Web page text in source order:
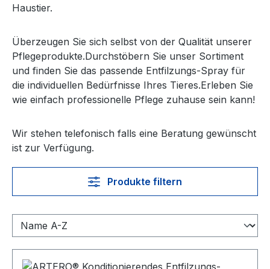
Haustier.
Überzeugen Sie sich selbst von der Qualität unserer
Pflegeprodukte.Durchstöbern Sie unser Sortiment
und finden Sie das passende Entfilzungs-Spray für
die individuellen Bedürfnisse Ihres Tieres.Erleben Sie
wie einfach professionelle Pflege zuhause sein kann!
Wir stehen telefonisch falls eine Beratung gewünscht
ist zur Verfügung.
Produkte filtern